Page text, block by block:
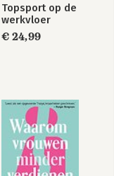
Purpose - Het
verhaal van de
Topsport op de
werkvloer
€ 24,99